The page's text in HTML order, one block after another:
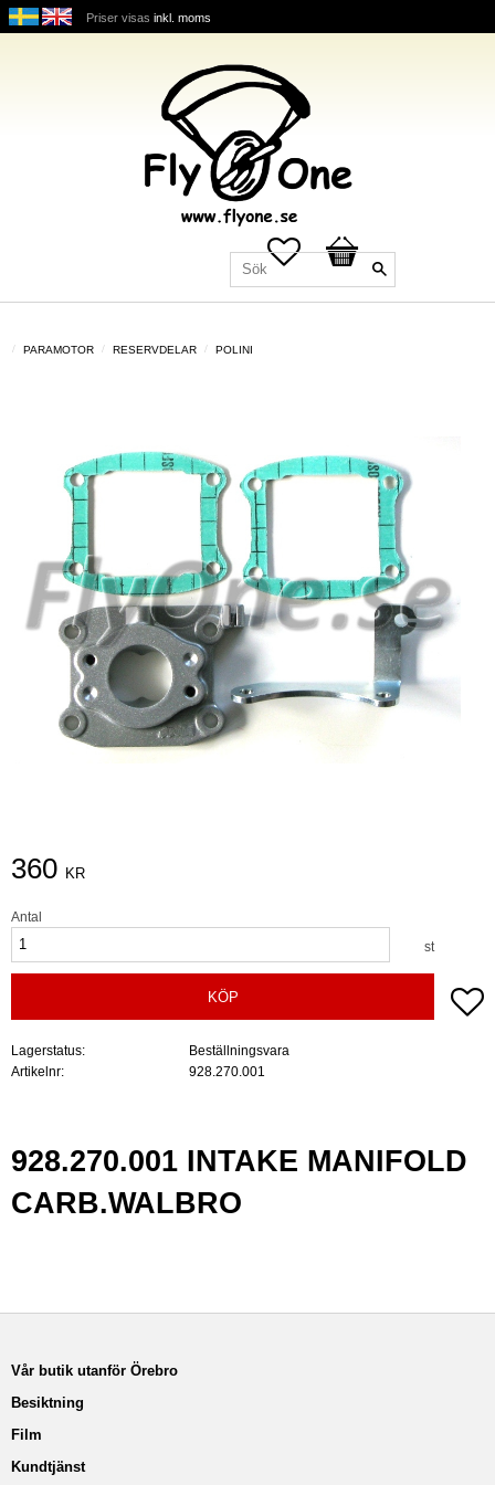
Priser visas inkl. moms
Favoriter
Kundvagn
PARAMOTOR RESERVDELAR POLINI
360 KR
Antal
st
KÖP
Lagerstatus
Beställningsvara
Artikelnr
928.270.001
928.270.001 INTAKE MANIFOLD
CARB.WALBRO
Vår butik utanför Örebro
Besiktning
Film
Kundtjänst